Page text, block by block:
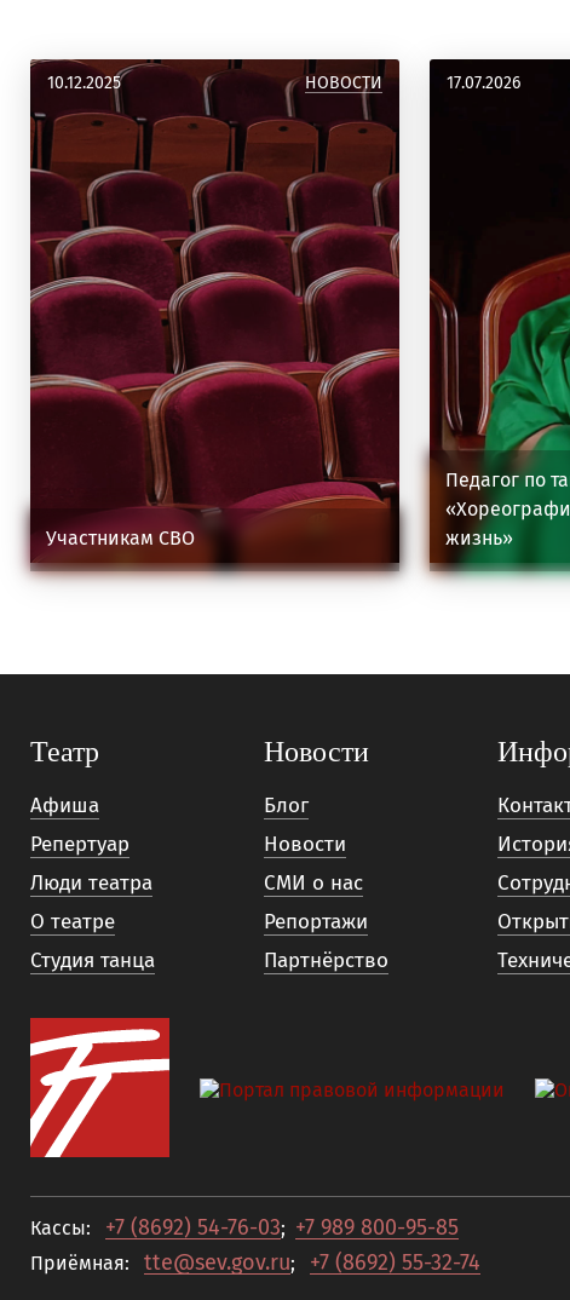
10.12.2025 НОВОСТИ
Участникам СВО
17.07.2026
Педагог по
жизнь»
Театр
Афиша
Репертуар
Люди театра
О театре
Студия танца
Новости
Блог
Новости
СМИ о нас
Репортажи
Партнёрство
Кассы: +7 (8692) 54-76-03; +7 989 800-95-85
Приёмная: tte@sev.gov.ru; +7 (8692) 55-32-74